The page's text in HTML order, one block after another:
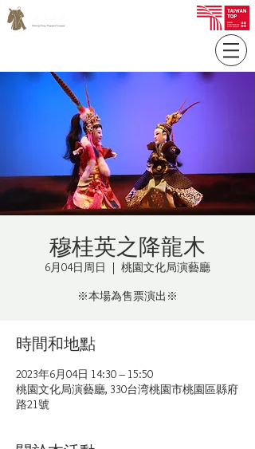
穆桂英之降龍木
6月04日周日
  |
桃園文化局演藝廳
※本場為售票演出※
時間和地點
2023年6月04日 14:30 – 15:50
桃園文化局演藝廳, 330台湾桃園市桃園區縣府
路21號